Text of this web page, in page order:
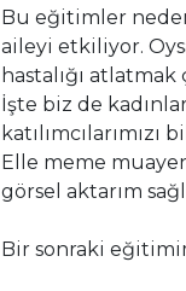
Bu eğitimler
aileyi etkiliyor.
hastalığı atlatmak
İşte biz de
Elle meme
görsel aktarım
Bir sonraki